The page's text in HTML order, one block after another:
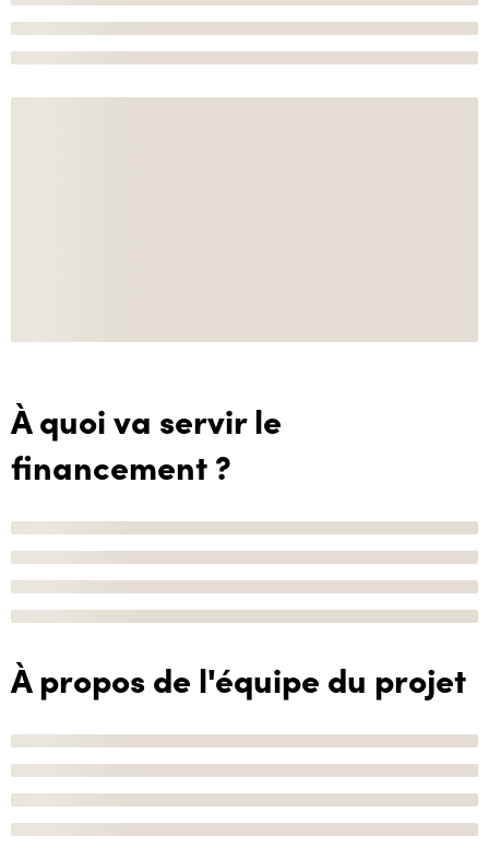
À quoi va servir le
financement ?
À propos de l'équipe du projet